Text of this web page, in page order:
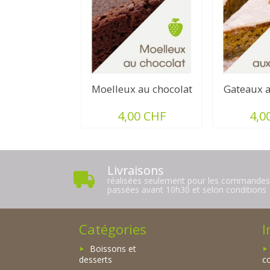
Moelleux au chocolat
4,00 CHF
Gateaux
Livraisons
réalisées seulement pour les commandes
passées avant 10h30 et selon conditions
Catégories
Boissons et
desserts